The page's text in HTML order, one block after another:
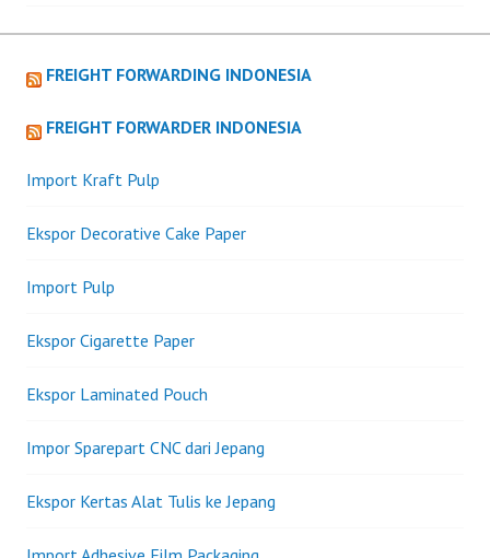
FREIGHT FORWARDING INDONESIA
FREIGHT FORWARDER INDONESIA
Import Kraft Pulp
Ekspor Decorative Cake Paper
Import Pulp
Ekspor Cigarette Paper
Ekspor Laminated Pouch
Impor Sparepart CNC dari Jepang
Ekspor Kertas Alat Tulis ke Jepang